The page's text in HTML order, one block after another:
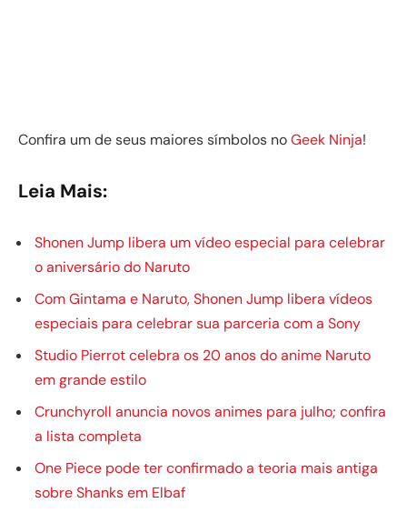
Confira um de seus maiores símbolos noGeek Ninja!
Leia Mais:
Shonen Jump libera um vídeo especial para celebrar
o aniversário do Naruto
Com Gintama e Naruto, Shonen Jump libera vídeos
especiais para celebrar sua parceria com a Sony
Studio Pierrot celebra os 20 anos do anime Naruto
em grande estilo
Crunchyroll anuncia novos animes para julho; confira
a lista completa
One Piece pode ter confirmado a teoria mais antiga
sobre Shanks em Elbaf